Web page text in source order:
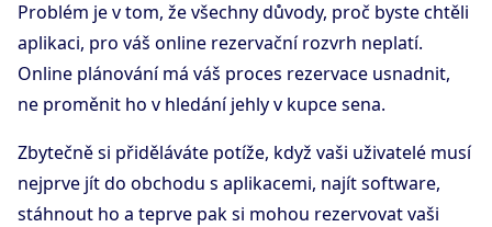
Problém je v tom, že všechny důvody, proč byste chtěli
aplikaci, pro váš online rezervační rozvrh neplatí.
Online plánování má váš proces rezervace usnadnit,
ne proměnit ho v hledání jehly v kupce sena.
Zbytečně si přiděláváte potíže, když vaši uživatelé musí
nejprve jít do obchodu s aplikacemi, najít software,
stáhnout ho a teprve pak si mohou rezervovat vaši